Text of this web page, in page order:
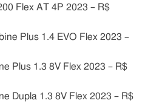
Flex AT 4P 2023 – R$
Plus 1.4 EVO Flex 2023 –
Plus 1.3 8V Flex 2023 – R$
Dupla 1.3 8V Flex 2023 – R$